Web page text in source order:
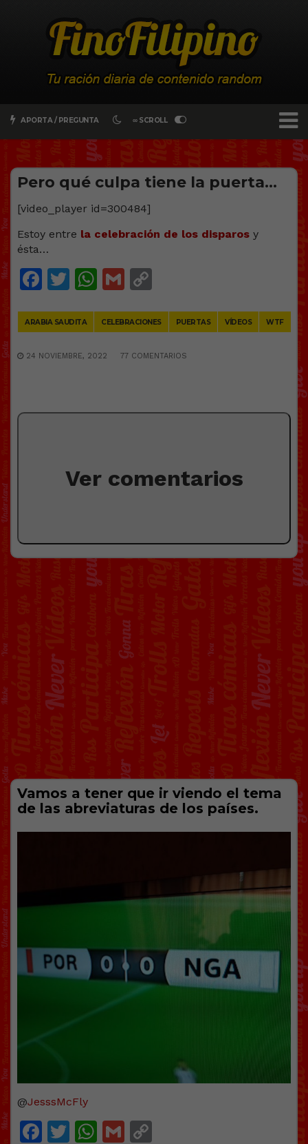
APORTA / PREGUNTA ∞ SCROLL
Pero qué culpa tiene la puerta…
[video_player id=300484]
Estoy entre la celebración de los disparos y
ésta…
Facebook
Twitter
WhatsApp
Gmail
ARABIA SAUDITA CELEBRACIONES PUERTAS VÍDEOS WTF
24 NOVIEMBRE, 2022 77 COMENTARIOS
Ver comentarios
Vamos a tener que ir viendo el tema
de las abreviaturas de los países.
@JesssMcFly
Facebook
Twitter
WhatsApp
Gmail